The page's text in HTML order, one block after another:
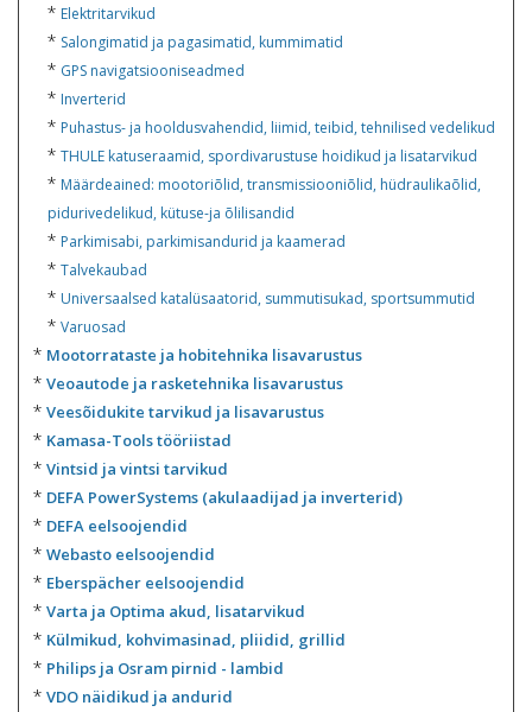
* Elektritarvikud
* Salongimatid ja pagasimatid, kummimatid
* GPS navigatsiooniseadmed
* Inverterid
* Puhastus- ja hooldusvahendid, liimid, teibid, tehnilised vedelikud
* THULE katuseraamid, spordivarustuse hoidikud ja lisatarvikud
* Määrdeained: mootoriõlid, transmissiooniõlid, hüdraulikaõlid,
pidurivedelikud, kütuse-ja õlilisandid
* Parkimisabi, parkimisandurid ja kaamerad
* Talvekaubad
* Universaalsed katalüsaatorid, summutisukad, sportsummutid
* Varuosad
* Mootorrataste ja hobitehnika lisavarustus
* Veoautode ja rasketehnika lisavarustus
* Veesõidukite tarvikud ja lisavarustus
* Kamasa-Tools tööriistad
* Vintsid ja vintsi tarvikud
* DEFA PowerSystems (akulaadijad ja inverterid)
* DEFA eelsoojendid
* Webasto eelsoojendid
* Eberspächer eelsoojendid
* Varta ja Optima akud, lisatarvikud
* Külmikud, kohvimasinad, pliidid, grillid
* Philips ja Osram pirnid - lambid
* VDO näidikud ja andurid